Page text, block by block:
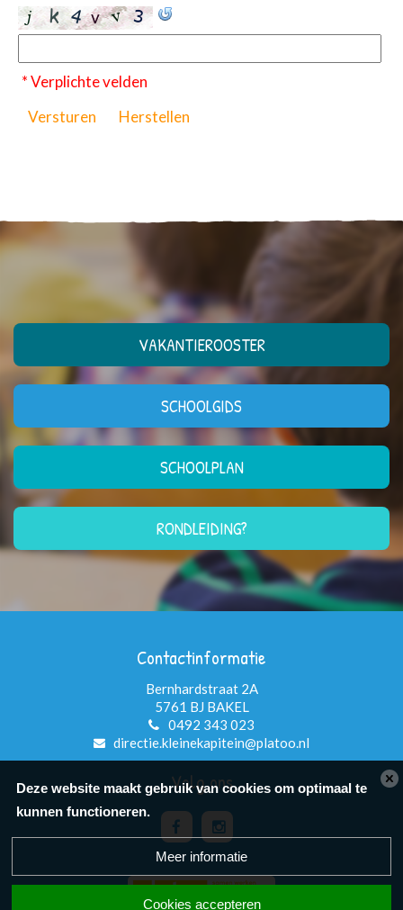
* Verplichte velden
Versturen
Herstellen
VAKANTIEROOSTER
SCHOOLGIDS
SCHOOLPLAN
RONDLEIDING?
Contactinformatie
Bernhardstraat 2A
5761 BJ BAKEL
0492 343 023
directie.kleinekapitein@platoo.nl
Volg ons
Deze website maakt gebruik van cookies om optimaal te
kunnen functioneren.
Meer informatie
Cookies accepteren